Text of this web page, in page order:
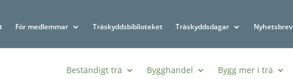
För medlemmar Träskyddsbiblioteket Träskyddsdagar Nyhetsbrev
Beständigt trä Bygghandel Bygg mer i trä